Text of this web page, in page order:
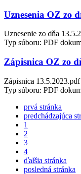
Uznesenia OZ zo
Uznesenie zo dňa
Typ súboru: PDF
Zápisnica OZ zo
Zápisnica 13.5.2023.pdf
Typ súboru: PDF
prvá stránka
predchádzajúca
1
2
3
4
ďalšia stránka
posledná stránka